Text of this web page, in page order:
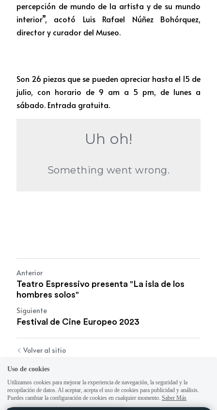
percepción de mundo de la artista y de su mundo
interior”, acotó Luis Rafael Núñez Bohórquez,
director y curador del Museo.
Son 26 piezas que se pueden apreciar hasta el 15 de
julio, con horario de 9 am a 5 pm, de lunes a
sábado. Entrada gratuita.
Anterior
Teatro Espressivo presenta "La isla de los
hombres solos"
Siguiente
Festival de Cine Europeo 2023
Volver al sitio
Uso de cookies
Utilizamos cookies para mejorar la experiencia de navegación, la seguridad y la
recopilación de datos. Al aceptar, acepta el uso de cookies para publicidad y análisis.
Puedes cambiar la configuración de cookies en cualquier momento. Saber Más